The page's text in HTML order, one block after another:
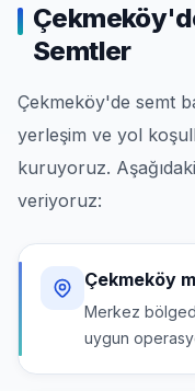
Semtler
Çekmeköy'de semt
yerleşim ve yol
kuruyoruz.
veriyoruz:
Çekmeköy
Merkez
uygun